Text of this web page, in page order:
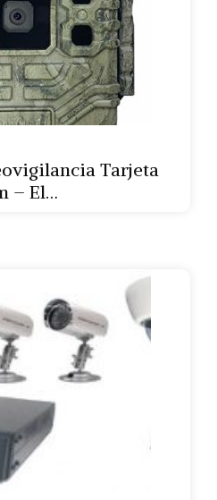
Tarjeta
– El…